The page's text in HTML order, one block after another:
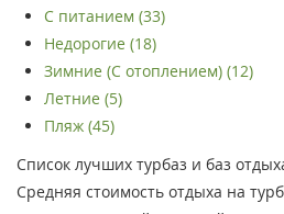
С питанием (33)
Недорогие (18)
Зимние (С отоплением) (12)
Летние (5)
Пляж (45)
Список лучших турбаз и баз
Средняя стоимость отдыха на